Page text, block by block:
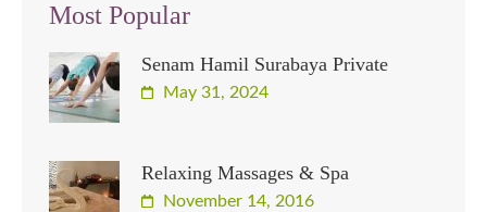
Most Popular
Senam Hamil Surabaya Private
May 31, 2024
Relaxing Massages & Spa
November 14, 2016